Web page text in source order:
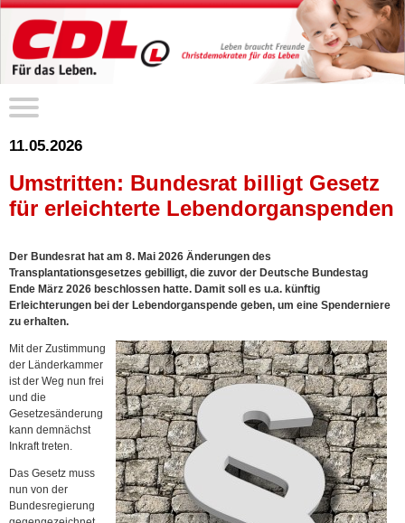
11.05.2026
Umstritten: Bundesrat billigt Gesetz
für erleichterte Lebendorganspenden
Der Bundesrat hat am 8. Mai 2026 Änderungen des
Transplantationsgesetzes gebilligt, die zuvor der Deutsche Bundestag
Ende März 2026 beschlossen hatte. Damit soll es u.a. künftig
Erleichterungen bei der Lebendorganspende geben, um eine Spenderniere
zu erhalten.
Mit der Zustimmung
der Länderkammer
ist der Weg nun frei
und die
Gesetzesänderung
kann demnächst
Inkraft treten.
Das Gesetz muss
nun von der
Bundesregierung